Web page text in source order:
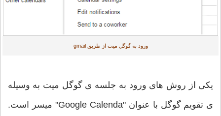
ورود به گوگل میت از طریق gmail
یکی از روش های ورود به جلسه ی گوگل میت به وسیله
ی تقویم گوگل با عنوان "Google Calenda" میسر است.